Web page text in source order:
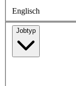
Englisch
Jobtyp